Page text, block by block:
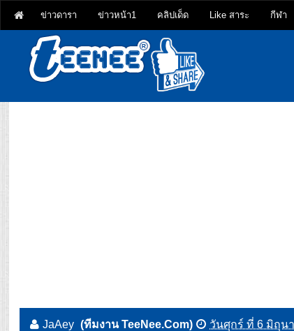
ข่าวดารา ข่าวหน้า1 คลิปเด็ด Like สาระ กีฬา
JaAey (ทีมงาน TeeNee.Com) วันศุกร์ ที่ 6 มิถุน